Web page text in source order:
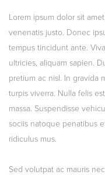
Lorem ipsum dolor sit
venenatis justo. Donec
tempus tincidunt ante.
ultricies, aliquam sapien.
pretium ac nisl. In gravida
turpis viverra. Nulla felis
massa. Suspendisse
sociis natoque penatibus
ridiculus mus.
Sed volutpat ac mauris